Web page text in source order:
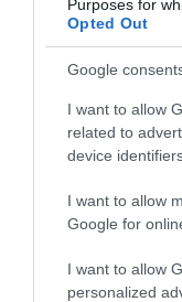
Purposes for
Opted Out
Google
I want to allow
related to
device
I want to allow
Google for
I want to allow
personalized
ανήλικοι που
έξω από
16.11.2025 | 13:59